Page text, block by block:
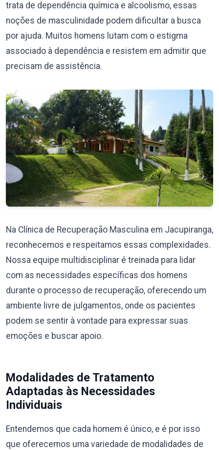
trata de dependência química e alcoolismo, essas
noções de masculinidade podem dificultar a busca
por ajuda. Muitos homens lutam com o estigma
associado à dependência e resistem em admitir que
precisam de assistência.
Na Clínica de Recuperação Masculina em Jacupiranga,
reconhecemos e respeitamos essas complexidades.
Nossa equipe multidisciplinar é treinada para lidar
com as necessidades específicas dos homens
durante o processo de recuperação, oferecendo um
ambiente livre de julgamentos, onde os pacientes
podem se sentir à vontade para expressar suas
emoções e buscar apoio.
Modalidades de Tratamento
Adaptadas às Necessidades
Individuais
Entendemos que cada homem é único, e é por isso
que oferecemos uma variedade de modalidades de